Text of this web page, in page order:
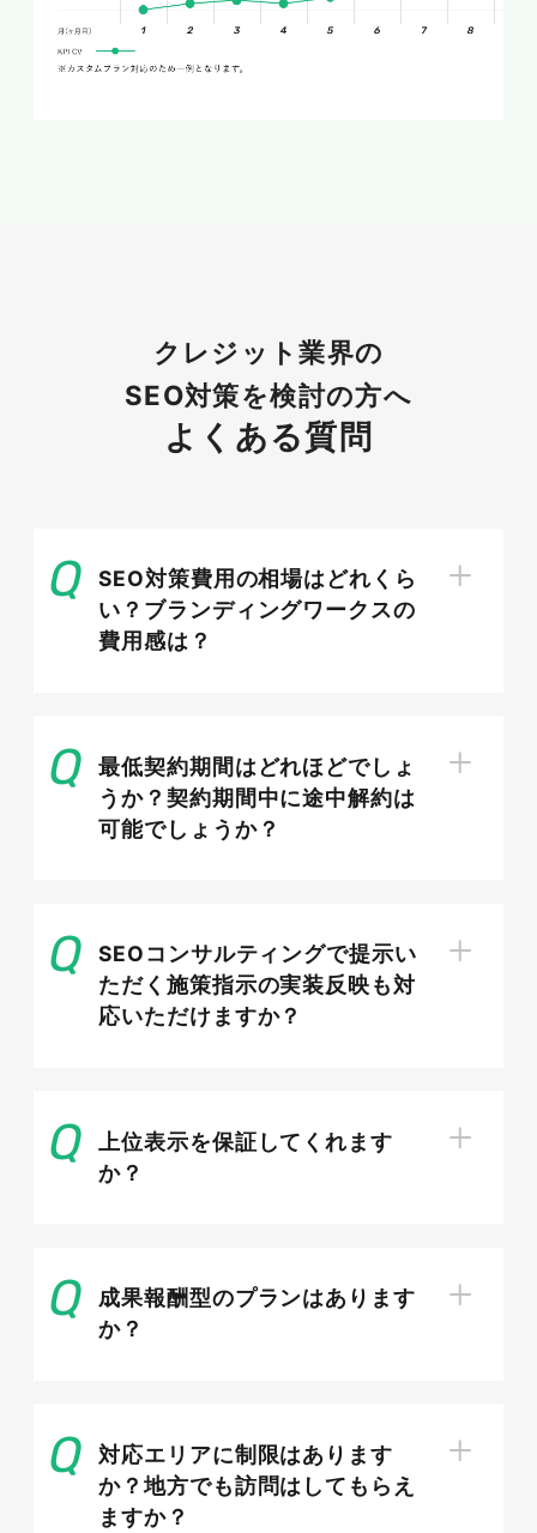
に関する断定的・誇大な表現は、利用者の誤認を
招くおそれがあり、コンプライアンス上のリスク
となります。「必ず審査に通る」「絶対お得」と
いった断定表現は避け、条件や根拠を明示した正
クレジットのSEO対策は、複数の施策を組み合わ
せて成果を積み上げていく取り組みです。まずは
防ぐ近道になります。
の3本柱
図に応える記事を作るコンテンツSEOの3つで構
成されます。内部対策ではサイト構造やページ表
ツSEOは流入の核となる部分で、3本柱はいずれ
も欠かせません。土台となる内部対策を整えたう
えでコンテンツを充実させ、外部評価を積み重ね
クレジット業界の
SEO対策を検討の方へ
よくある質問
SEO対策費用の相場はどれくら
い？ブランディングワークスの
費用感は？
最低契約期間はどれほどでしょ
うか？契約期間中に途中解約は
可能でしょうか？
SEOコンサルティングで提示い
ただく施策指示の実装反映も対
応いただけますか？
上位表示を保証してくれます
か？
成果報酬型のプランはあります
か？
対応エリアに制限はあります
か？地方でも訪問はしてもらえ
ますか？